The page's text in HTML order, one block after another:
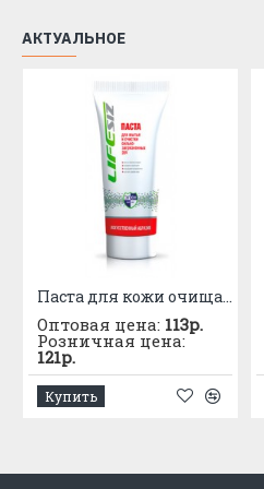
АКТУАЛЬНОЕ
Паста для кожи очищающая «ЭЛЕН» с искусственным абразивом 200мл
Оптовая цена: 113р.
Розничная цена:
121р.
Купить